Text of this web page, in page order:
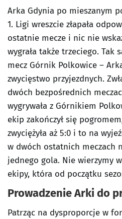
Arka Gdynia po mieszanym
1. Ligi wreszcie złapała
ostatnie mecze i nic nie
wygrała także trzeciego. Tak
mecz Górnik Polkowice –
zwycięstwo przyjezdnych.
dwóch bezpośrednich
wygrywała z Górnikiem
ekip zakończył się
zwyciężyła aż 5:0 i to na
w dwóch ostatnich meczach
jednego gola. Nie wierzymy
ekipy, która od początku
Prowadzenie Arki do
Patrząc na dysproporcje w